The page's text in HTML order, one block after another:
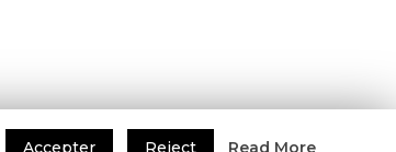
Accepter Reject Read More